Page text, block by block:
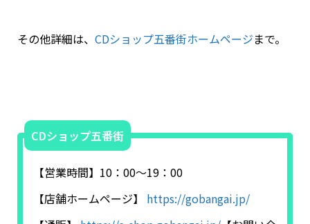
その他詳細は、 CDショップ五番街ホームページまで。
CDショップ五番街
【営業時間】 10： 00～19： 00
【店舗ホームページ】 https://gobangai.jp/